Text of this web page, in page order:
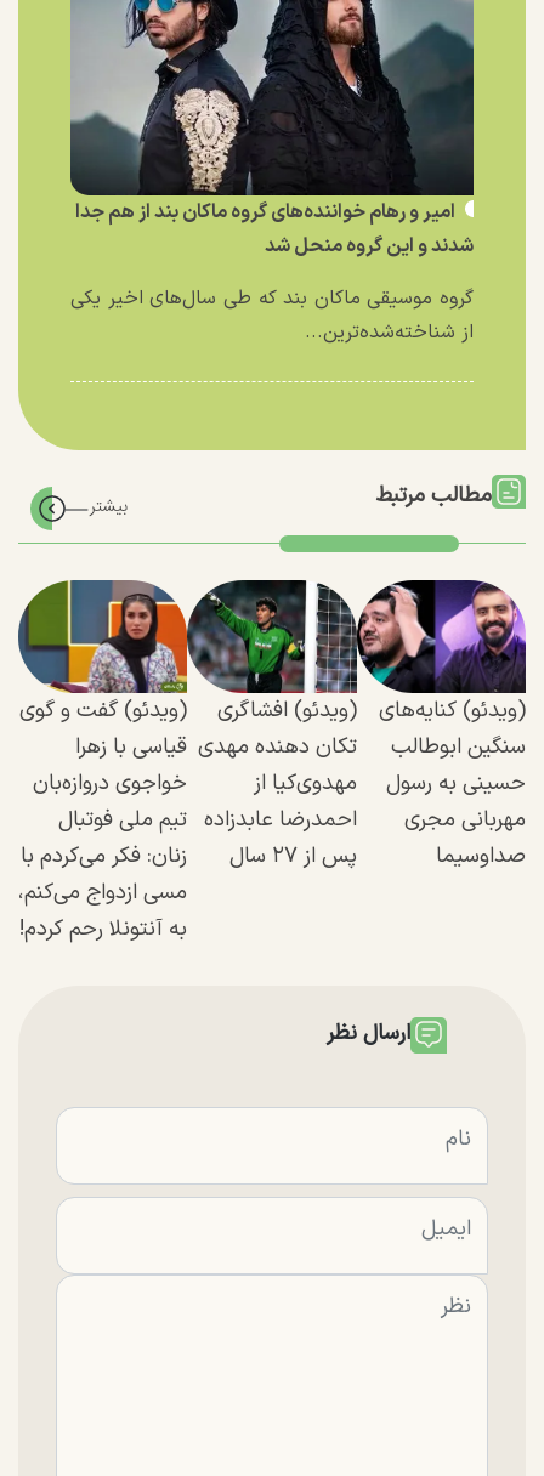
امیر و رهام خواننده‌های گروه ماکان بند از هم جدا
شدند و این گروه منحل شد
گروه موسیقی ماکان بند که طی سال‌های اخیر یکی
از شناخته‌شده‌ترین...
مطالب مرتبط
(ویدئو) کنایه‌های
سنگین ابوطالب
حسینی به رسول
مهربانی مجری
صداوسیما
(ویدئو) افشاگری
تکان دهنده مهدی
مهدوی‌کیا از
احمدرضا عابدزاده
پس از ۲۷ سال
(ویدئو) گفت و گوی
قیاسی با زهرا
خواجوی دروازه‌بان
تیم ملی فوتبال
زنان: فکر می‌کردم با
مسی ازدواج می‌کنم،
به آنتونلا رحم کردم!
ارسال نظر